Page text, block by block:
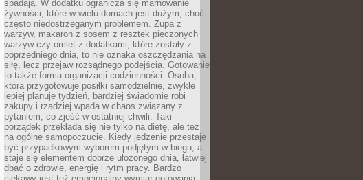
spadają. W dodatku ogranicza się marnowanie
żywności, które w wielu domach jest dużym, choć
często niedostrzeganym problemem. Zupa z
warzyw, makaron z sosem z resztek pieczonych
warzyw czy omlet z dodatkami, które zostały z
poprzedniego dnia, to nie oznaka oszczędzania na
siłę, lecz przejaw rozsądnego podejścia. Gotowanie
to także forma organizacji codzienności. Osoba,
która przygotowuje posiłki samodzielnie, zwykle
lepiej planuje tydzień, bardziej świadomie robi
zakupy i rzadziej wpada w chaos związany z
pytaniem, co zjeść w ostatniej chwili. Taki
porządek przekłada się nie tylko na dietę, ale też
na ogólne samopoczucie. Kiedy jedzenie przestaje
być przypadkowym wyborem podjętym w biegu, a
staje się elementem dobrze ułożonego dnia, łatwiej
dbać o zdrowie, energię i rytm pracy. Bardzo